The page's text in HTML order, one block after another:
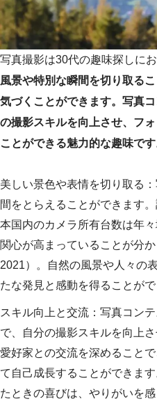
写真撮影は30代の趣味探しに
風景や特別な瞬間を切り取る
気づくことができます。写真
の撮影スキルを向上させ、フ
ことができる魅力的な趣味です
美しい景色や表情を切り取る
間をとらえることができます
本国内のカメラ所有台数は年
関心が高まっていることが分
2021）。自然の風景や人々の
たな発見と感動を得ることがで
スキル向上と交流：写真コン
で、自分の撮影スキルを向上
愛好家との交流を深めること
て自己成長することができま
たときの喜びは、やりがいを